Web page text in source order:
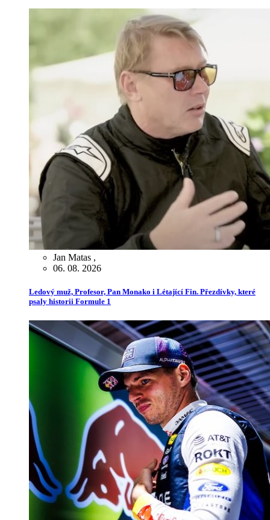
Jan Matas ,
06. 08. 2026
Ledový muž, Profesor, Pan Monako i Létající Fin. Přezdívky, které
psaly historii Formule 1